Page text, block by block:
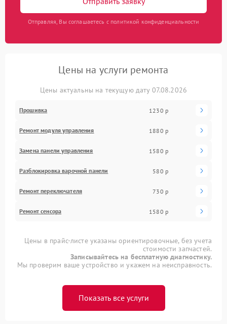
Отправляя, Вы соглашаетесь с политикой конфиденциальности
Цены на услуги ремонта
Цены актуальны на текущую дату 07.08.2026
Прошивка 1230 р
Ремонт модуля управления 1880 р
Замена панели управления 1580 р
Разблокировка варочной панели 580 р
Ремонт переключателя 730 р
Ремонт сенсора 1580 р
Цены в прайс-листе указаны ориентировочные, без учета
стоимости запчастей.
Записывайтесь на бесплатную диагностику.
Мы проверим ваше устройство и укажем на неисправность.
Показать все услуги